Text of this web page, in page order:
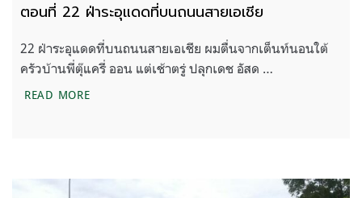
ตอนที่ 22 ฝ่าระอุแดดที่บนถนนสายเอเชีย
22 ฝ่าระอุแดดที่บนถนนสายเอเชีย ผมตื่นจากเต็นท์นอนใต้
ครัวบ้านพี่ตุ๊แครี่ ออน แต่เช้าตรู่ ปลุกเดช อัสด …
READ MOREตอนที่ 22 ฝ่าระอุแดดที่บนถนนสายเอเชีย